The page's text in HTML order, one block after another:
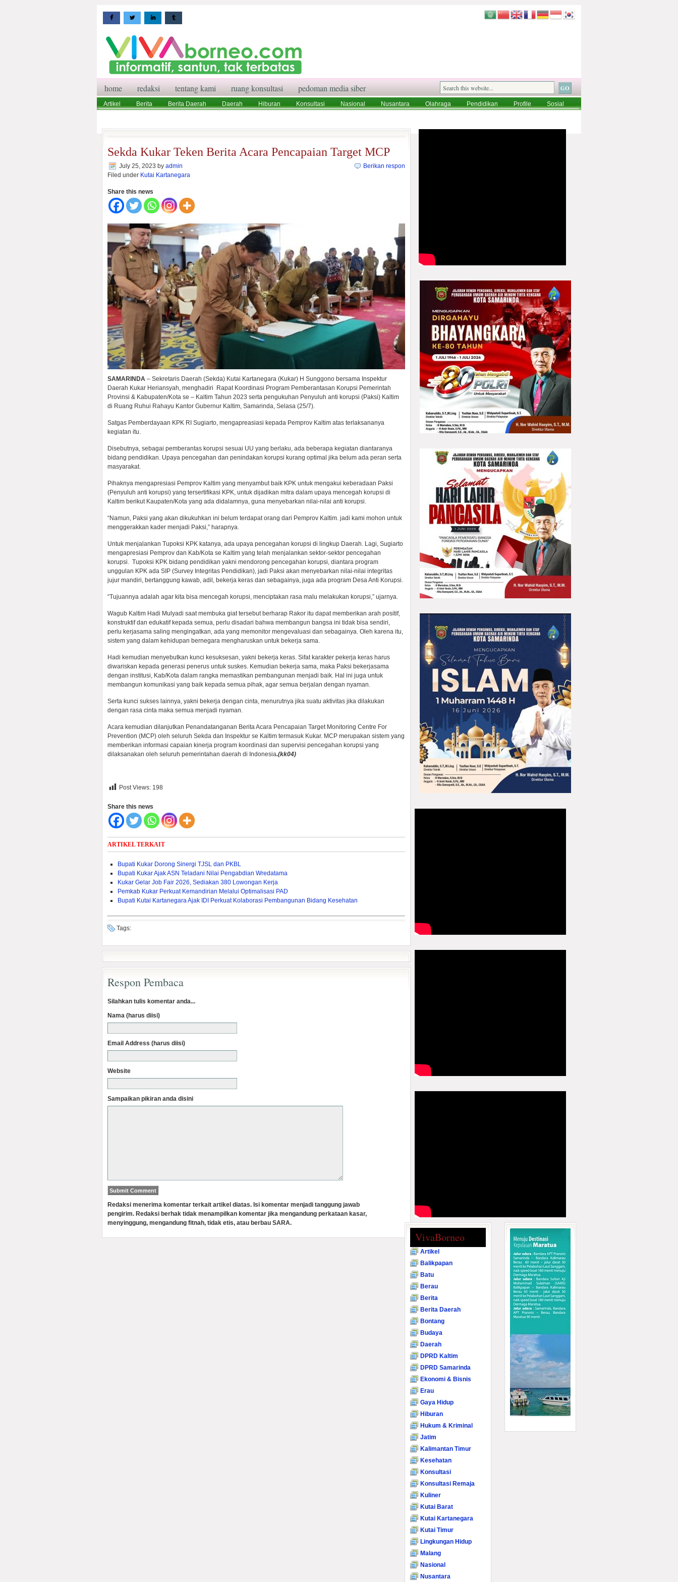
home redaksi tentang kami ruang konsultasi pedoman media siber
Artikel Berita Berita Daerah Daerah Hiburan Konsultasi Nasional Nusantara Olahraga Pendidikan Profile
Sosial
Sekda Kukar Teken Berita Acara Pencapaian Target MCP
July 25, 2023 by admin
Filed under Kutai Kartanegara
Berikan respon
Share this news
SAMARINDA – Sekretaris Daerah (Sekda) Kutai Kartanegara (Kukar) H Sunggono bersama Inspektur
Daerah Kukar Heriansyah, menghadiri Rapat Koordinasi Program Pemberantasan Korupsi Pemerintah
Provinsi & Kabupaten/Kota se – Kaltim Tahun 2023 serta pengukuhan Penyuluh anti korupsi (Paksi) Kaltim
di Ruang Ruhui Rahayu Kantor Gubernur Kaltim, Samarinda, Selasa (25/7).
Satgas Pemberdayaan KPK RI Sugiarto, mengapreasiasi kepada Pemprov Kaltim atas terlaksananya
kegiatan itu.
Disebutnya, sebagai pemberantas korupsi sesuai UU yang berlaku, ada beberapa kegiatan diantaranya
bidang pendidikan. Upaya pencegahan dan penindakan korupsi kurang optimal jika belum ada peran serta
masyarakat.
Pihaknya mengapresiasi Pemprov Kaltim yang menyambut baik KPK untuk mengakui keberadaan Paksi
(Penyuluh anti korupsi) yang tersertifikasi KPK, untuk dijadikan mitra dalam upaya mencegah korupsi di
Kaltim berikut Kaupaten/Kota yang ada didalamnya, guna menyebarkan nilai-nilai anti korupsi.
“Namun, Paksi yang akan dikukuhkan ini belum terdapat orang dari Pemprov Kaltim. jadi kami mohon untuk
menggerakkan kader menjadi Paksi,” harapnya.
Untuk menjalankan Tupoksi KPK katanya, ada upaya pencegahan korupsi di lingkup Daerah. Lagi, Sugiarto
mengapresiasi Pemprov dan Kab/Kota se Kaltim yang telah menjalankan sektor-sektor pencegahan
korupsi. Tupoksi KPK bidang pendidikan yakni mendorong pencegahan korupsi, diantara program
unggulan KPK ada SIP (Survey Integritas Pendidikan), jadi Paksi akan menyebarkan nilai-nilai integritas
jujur mandiri, bertanggung kawab, adil, bekerja keras dan sebagainya, juga ada program Desa Anti Korupsi.
“Tujuannya adalah agar kita bisa mencegah korupsi, menciptakan rasa malu melakukan korupsi,” ujarnya.
Wagub Kaltim Hadi Mulyadi saat membuka giat tersebut berharap Rakor itu dapat memberikan arah positif,
konstruktif dan edukatif kepada semua, perlu disadari bahwa membangun bangsa ini tidak bisa sendiri,
perlu kerjasama saling mengingatkan, ada yang memonitor mengevaluasi dan sebagainya. Oleh karena itu,
sistem yang dalam kehidupan bernegara mengharuskan untuk bekerja sama.
Hadi kemudian menyebutkan kunci kesuksesan, yakni bekerja keras. Sifat karakter pekerja keras harus
diwariskan kepada generasi penerus untuk suskes. Kemudian bekerja sama, maka Paksi bekerjasama
dengan institusi, Kab/Kota dalam rangka memastikan pembangunan menjadi baik. Hal ini juga untuk
membangun komunikasi yang baik kepada semua pihak, agar semua berjalan dengan nyaman.
Serta kunci sukses lainnya, yakni bekerja dengan cinta, menurutnya jika suatu aktivitas jika dilakukan
dengan rasa cinta maka semua menjadi nyaman.
Acara kemudian dilanjutkan Penandatanganan Berita Acara Pencapaian Target Monitoring Centre For
Prevention (MCP) oleh seluruh Sekda dan Inspektur se Kaltim termasuk Kukar. MCP merupakan sistem yang
memberikan informasi capaian kinerja program koordinasi dan supervisi pencegahan korupsi yang
dilaksanakan oleh seluruh pemerintahan daerah di Indonesia.(kk04)
Post Views: 198
Share this news
ARTIKEL TERKAIT
Bupati Kukar Dorong Sinergi TJSL dan PKBL
Bupati Kukar Ajak ASN Teladani Nilai Pengabdian Wredatama
Kukar Gelar Job Fair 2026, Sediakan 380 Lowongan Kerja
Pemkab Kukar Perkuat Kemandirian Melalui Optimalisasi PAD ‎
Bupati Kutai Kartanegara Ajak IDI Perkuat Kolaborasi Pembangunan Bidang Kesehatan
Tags:
Respon Pembaca
Silahkan tulis komentar anda...
Nama (harus diisi)
Email Address (harus diisi)
Website
Sampaikan pikiran anda disini
Redaksi menerima komentar terkait artikel diatas. Isi komentar menjadi tanggung jawab
pengirim. Redaksi berhak tidak menampilkan komentar jika mengandung perkataan kasar,
menyinggung, mengandung fitnah, tidak etis, atau berbau SARA.
VivaBorneo
Artikel
Balikpapan
Batu
Berau
Berita
Berita Daerah
Bontang
Budaya
Daerah
DPRD Kaltim
DPRD Samarinda
Ekonomi & Bisnis
Erau
Gaya Hidup
Hiburan
Hukum & Kriminal
Jatim
Kalimantan Timur
Kesehatan
Konsultasi
Konsultasi Remaja
Kuliner
Kutai Barat
Kutai Kartanegara
Kutai Timur
Lingkungan Hidup
Malang
Nasional
Nusantara